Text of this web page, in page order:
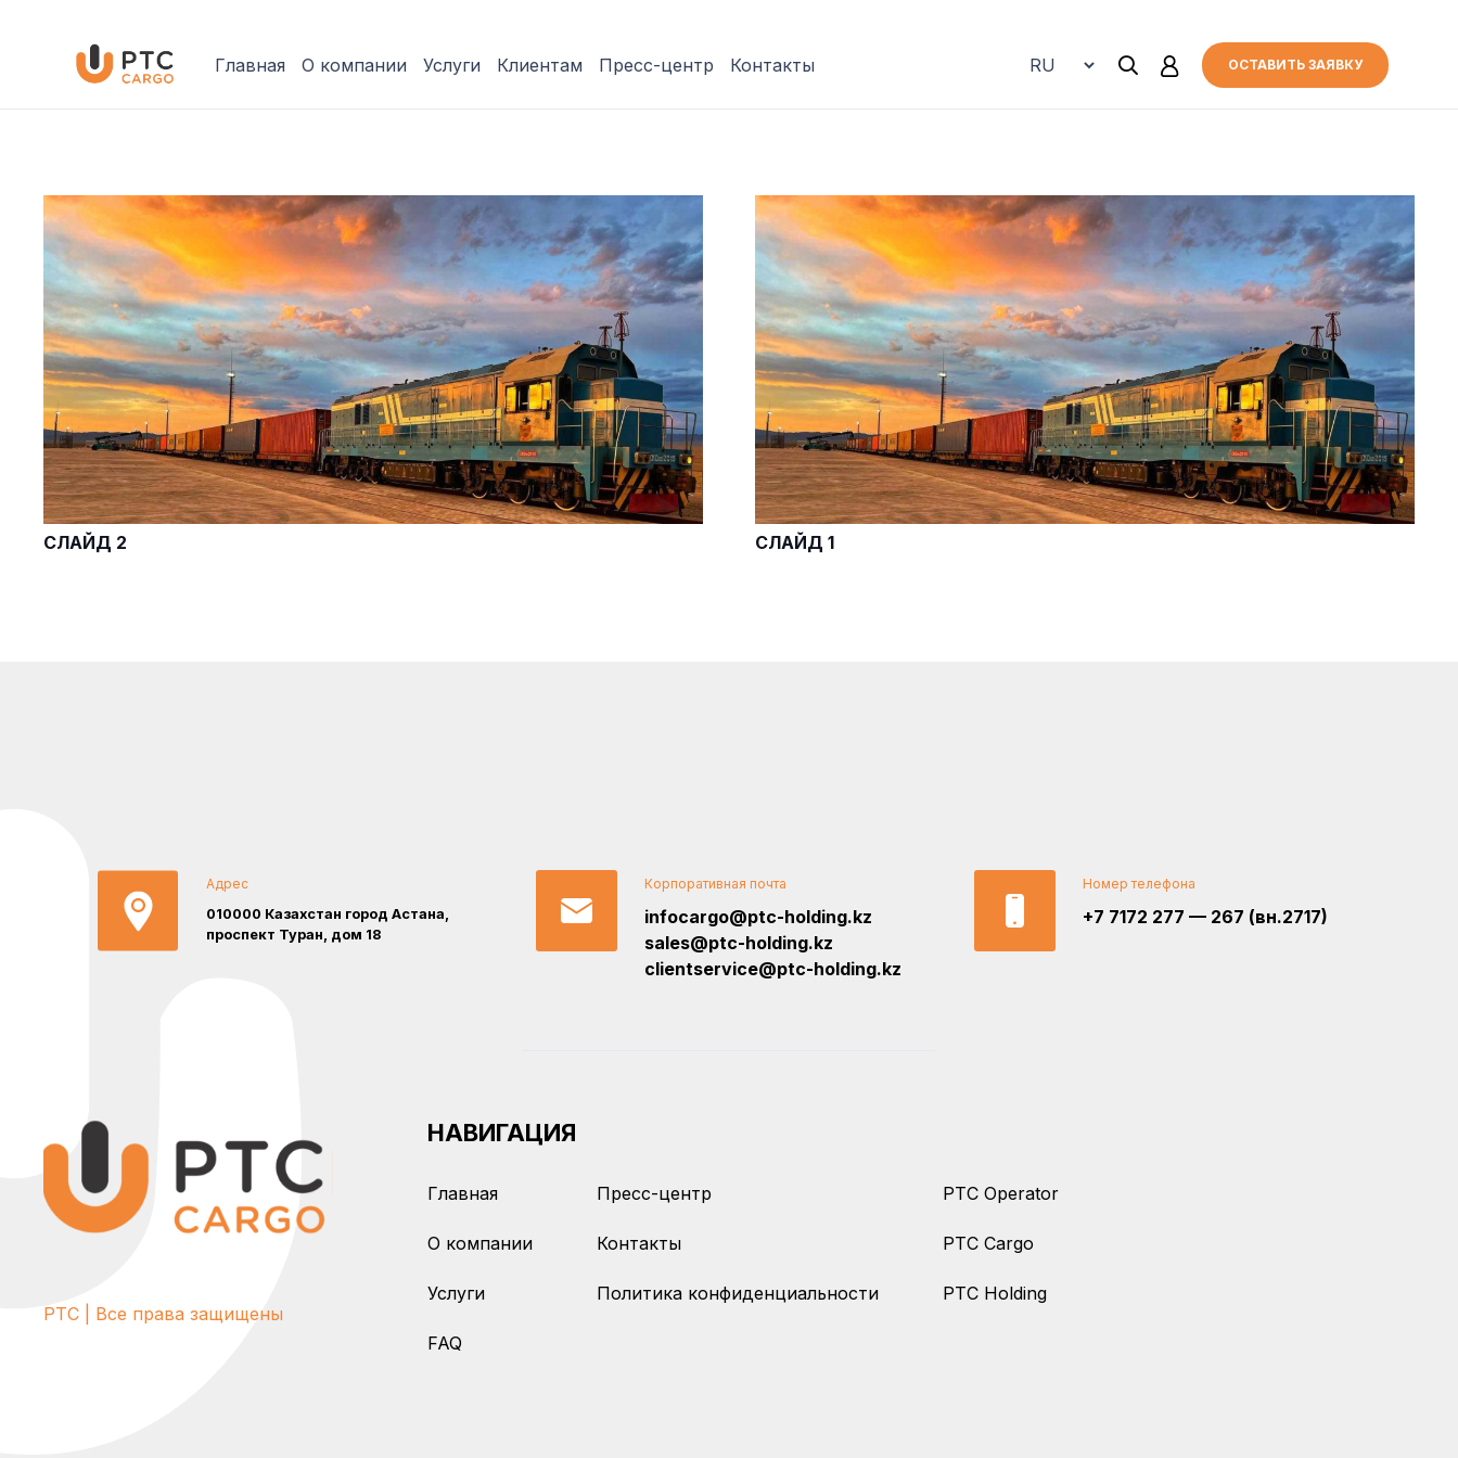
Главная О компании Услуги Клиентам Пресс-центр Контакты ОСТАВИТЬ ЗАЯВКУ
СЛАЙД 2 СЛАЙД 1
Адрес
010000 Казахстан город Астана,
проспект Туран, дом 18
Корпоративная почта
infocargo@ptc-holding.kz
sales@ptc-holding.kz
clientservice@ptc-holding.kz
Номер телефона
+7 7172 277 — 267 (вн.2717)
PTC | Все права защищены
НАВИГАЦИЯ
Главная
О компании
Услуги
FAQ
Пресс-центр
Контакты
Политика конфиденциальности
PTC Operator
PTC Cargo
PTC Holding